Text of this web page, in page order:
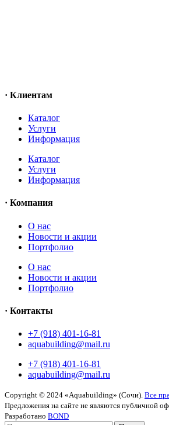
· Клиентам
Каталог
Услуги
Информация
Каталог
Услуги
Информация
· Компания
O нас
Новости и акции
Портфолио
O нас
Новости и акции
Портфолио
· Контакты
+7 (918) 401-16-81
aquabuilding@mail.ru
+7 (918) 401-16-81
aquabuilding@mail.ru
Copyright © 2024 «Aquabuilding» (Сочи). Все
Предложения на сайте не являются публичной
Разработано BOND